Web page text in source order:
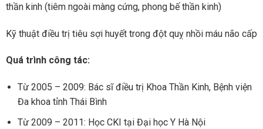
thần kinh (tiêm ngoài màng cứng, phong bế thần kinh)
Kỹ thuật điều trị tiêu sợi huyết trong đột quỵ nhồi máu não cấp
Quá trình công tác:
Từ 2005 – 2009: Bác sĩ điều trị Khoa Thần Kinh, Bệnh viện
Đa khoa tỉnh Thái Bình
Từ 2009 – 2011: Học CKI tại Đại học Y Hà Nội